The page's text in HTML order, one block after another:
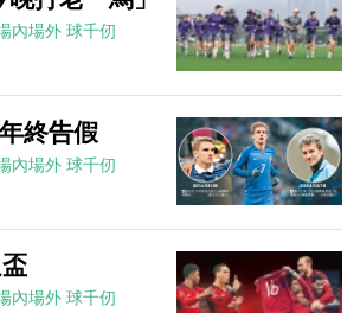
內場外 球千仞
終告假
內場外 球千仞
內場外 球千仞